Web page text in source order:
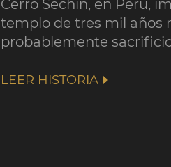
Cerro Sechín, en Perú,
templo de tres mil años
probablemente
LEER HISTORIA